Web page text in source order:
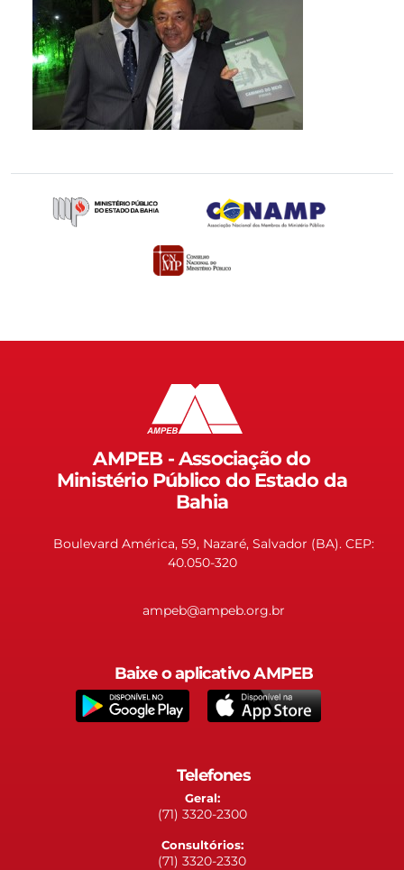
AMPEB - Associação do
Ministério Público do Estado da
Bahia
Boulevard América, 59, Nazaré, Salvador (BA). CEP:
40.050-320
ampeb@ampeb.org.br
Baixe o aplicativo AMPEB
Telefones
Geral:
(71) 3320-2300
Consultórios:
(71) 3320-2330